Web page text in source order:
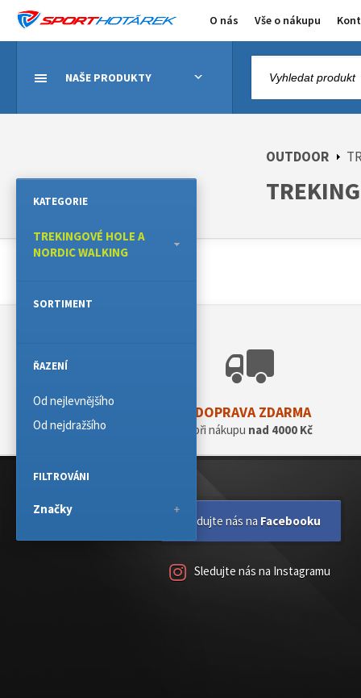
O nás Vše o nákupu
NAŠE PRODUKTY
OUTDOOR
DOPRAVA ZDARMA
při nákupu nad 4000 Kč
KATEGORIE
TREKINGOVÉ HOLE A
NORDIC WALKING
SORTIMENT
ŘAZENÍ
Od nejlevnějšího
Od nejdražšího
FILTROVÁNI
Značky
Sledujte nás na Facebooku
Sledujte nás na Instagramu